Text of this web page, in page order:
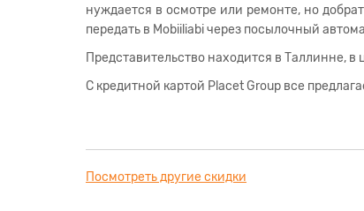
нуждается в осмотре или ремонте, но
передать в Mobiiliabi через посылочный
Представительство находится в Таллинне, в
С кредитной картой Placet Group все
Посмотреть другие скидки